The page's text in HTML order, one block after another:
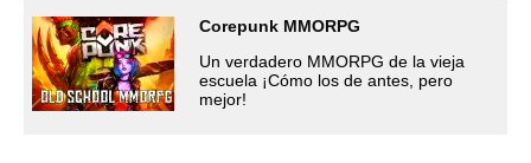
Corepunk MMORPG
Un verdadero MMORPG de la vieja
escuela ¡Cómo los de antes, pero
mejor!